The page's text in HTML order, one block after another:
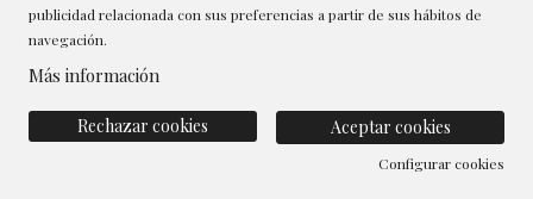
publicidad relacionada con sus preferencias a partir de sus hábitos de
navegación.
Más información
Aceptar cookies
Rechazar cookies
Configurar cookies